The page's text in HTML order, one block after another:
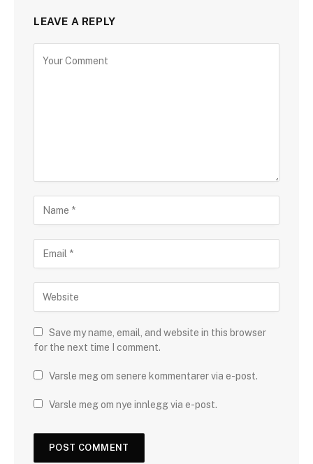
LEAVE A REPLY
Save my name, email, and website in this browser
for the next time I comment.
Varsle meg om senere kommentarer via e-post.
Varsle meg om nye innlegg via e-post.